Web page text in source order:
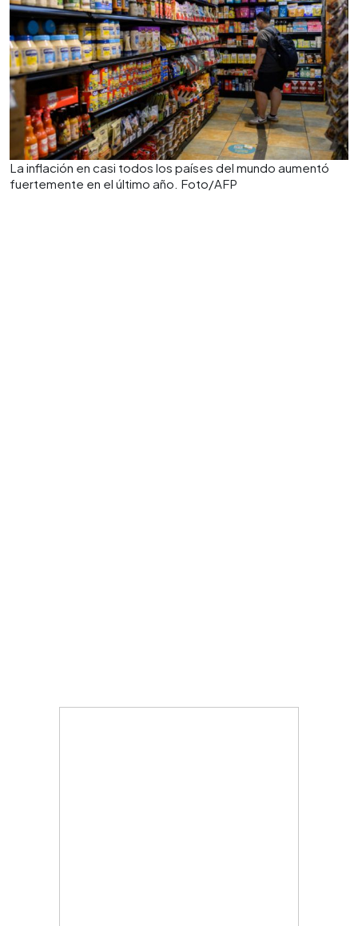
La inflación en casi todos los países del mundo aumentó
fuertemente en el último año. Foto/AFP